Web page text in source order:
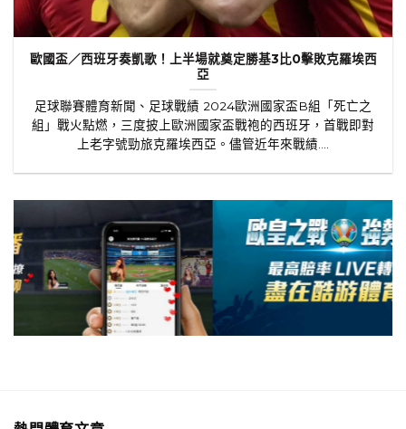
歐國盃／西班牙奏凱歌！上半場就奠定勝基3比0擊敗克羅埃西
亞
足球聯賽體育新聞、足球戰績 2024歐洲國家盃B組「死亡之
組」戰火點燃，三度披上歐洲國家盃戰袍的西班牙，首戰即對
上老字號勁旅克羅埃西亞。儘管近年來戰績....